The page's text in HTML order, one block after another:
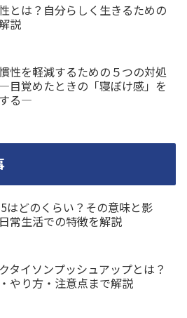
とは？自分らしく生きるための
説
性を軽減するための５つの対処
目覚めたときの「寝ぼけ感」を
る―
はどのくらい？その意味と影
常生活での特徴を解説
タイソンプッシュアップとは？
やり方・注意点まで解説